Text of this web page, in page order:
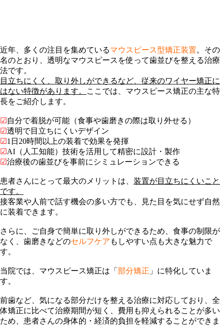
近年、多くの注目を集めているマウスピース型矯正装置。その
名のとおり、透明なマウスピースを使って歯並びを整える治療
法です。
目立ちにくく、取り外しができるなど、従来のワイヤー矯正に
はない特徴があります。
ここでは、マウスピース矯正の主な特
長をご紹介します。
☑自分で着脱が可能（食事や歯磨きの際は取り外せる）
☑透明で目立ちにくいデザイン
☑1日20時間以上の装着で効果を発揮
☑AI（人工知能）技術を活用して精密に設計・製作
☑治療後の歯並びを事前にシミュレーションできる
患者さんにとって最大のメリットは、 装置が目立ちにくいこと
です。
接客業や人前で話す機会の多い方でも、見た目を気にせず自然
に装着できます。
さらに、ご自身で簡単に取り外しができるため、食事の制限が
なく、歯磨きなどのセルフケア もしやすい点も大きな魅力で
す。
当院では、マウスピース矯正は「 部分矯正 」に特化していま
す。
前歯など、気になる部分だけを整える治療に対応しており、全
体矯正に比べて治療期間が短く、費用も抑えられることが多い
ため、患者さんの身体的・経済的負担を軽減することができま